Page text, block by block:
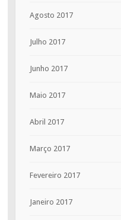
Agosto 2017
Julho 2017
Junho 2017
Maio 2017
Abril 2017
Março 2017
Fevereiro 2017
Janeiro 2017